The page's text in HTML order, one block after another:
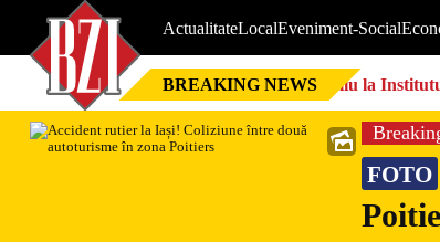
ActualitateLocalEveniment-Social
BREAKING NEWS Doliu la
FOTO